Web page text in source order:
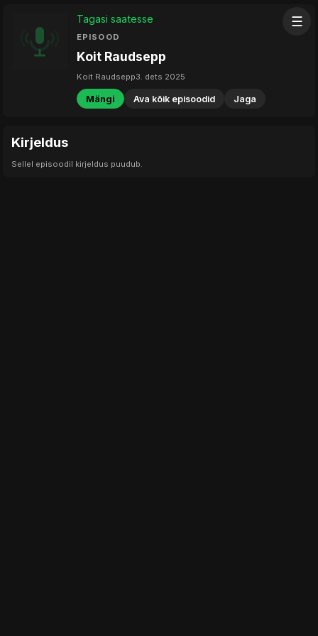
☰
Tagasi saatesse
EPISOOD
Koit Raudsepp
Koit Raudsepp3. dets 2025
Mängi Ava kõik episoodid Jaga
Kirjeldus
Sellel episoodil kirjeldus puudub.